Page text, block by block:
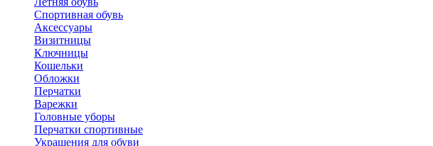
Спортивная обувь
Аксессуары
Визитницы
Ключницы
Кошельки
Обложки
Перчатки
Варежки
Головные уборы
Перчатки спортивные
Украшения для обуви